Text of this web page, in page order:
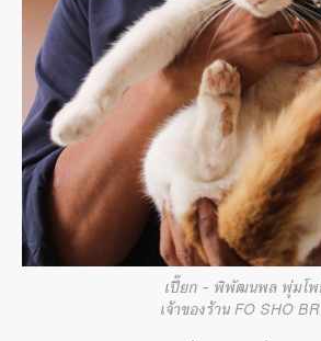
เปี๊ยก – พิพัฒนพล พุ่มโ
เจ้าของร้าน FO SHO